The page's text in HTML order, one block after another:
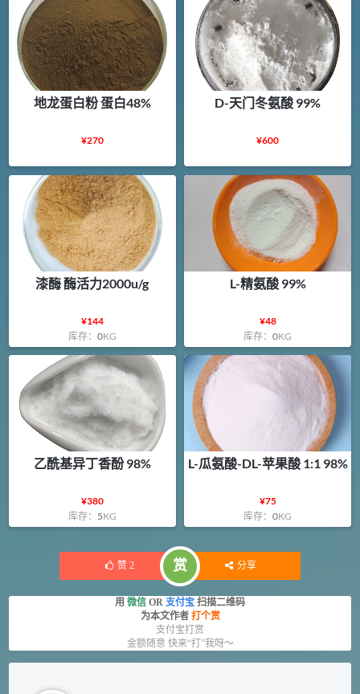
地龙蛋白粉 蛋白48%
¥270
D-天门冬氨酸 99%
¥600
漆酶 酶活力2000u/g
¥144
库存： 0KG
L-精氨酸 99%
¥48
库存：0KG
乙酰基异丁香酚 98%
¥380
库存： 5KG
L-瓜氨酸-DL-苹果酸 1:1 98%
¥75
库存：0KG
赞 2 赏 分享
用 微信 OR 支付宝 扫描二维码
为本文作者 打个赏
支付宝打赏
金额随意 快来“打”我呀～